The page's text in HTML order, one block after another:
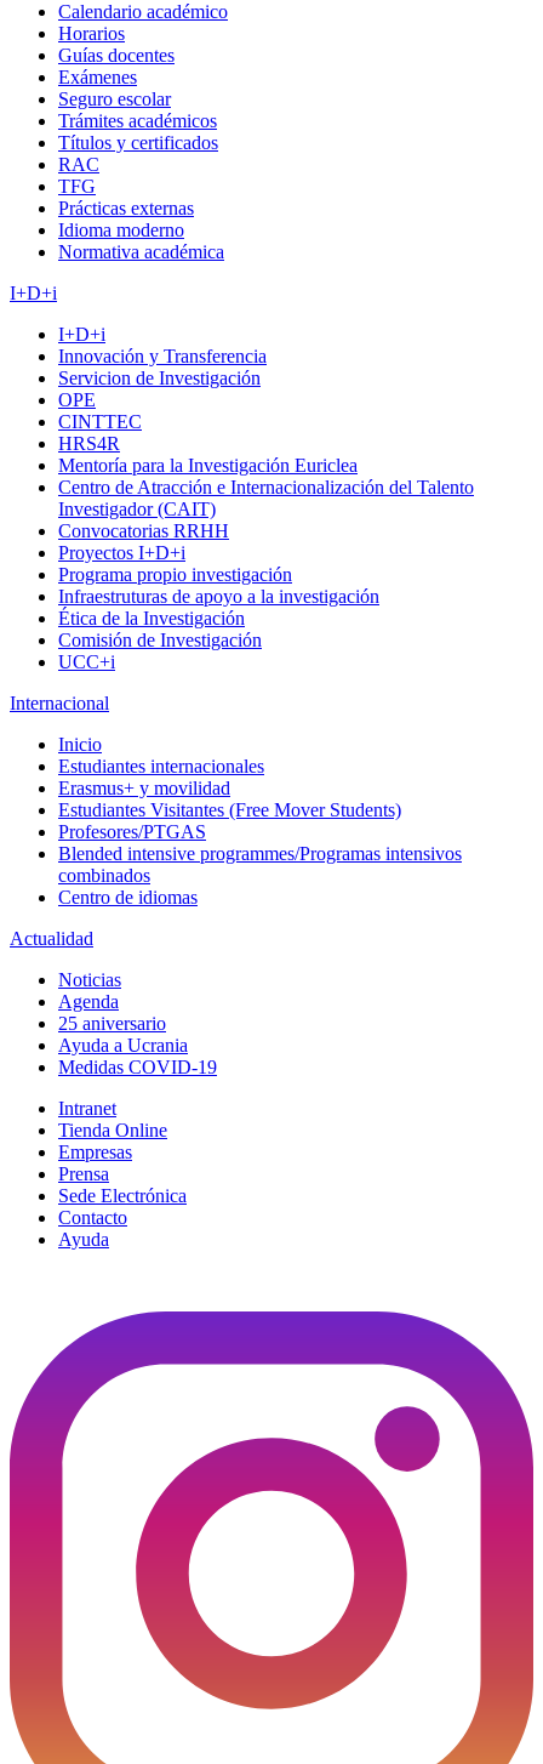
Calendario académico
Horarios
Guías docentes
Exámenes
Seguro escolar
Trámites académicos
Títulos y certificados
RAC
TFG
Prácticas externas
Idioma moderno
Normativa académica
I+D+i
I+D+i
Innovación y Transferencia
Servicion de Investigación
OPE
CINTTEC
HRS4R
Mentoría para la Investigación Euriclea
Centro de Atracción e Internacionalización del Talento
Investigador (CAIT)
Convocatorias RRHH
Proyectos I+D+i
Programa propio investigación
Infraestruturas de apoyo a la investigación
Ética de la Investigación
Comisión de Investigación
UCC+i
Internacional
Inicio
Estudiantes internacionales
Erasmus+ y movilidad
Estudiantes Visitantes (Free Mover Students)
Profesores/PTGAS
Blended intensive programmes/Programas intensivos
combinados
Centro de idiomas
Actualidad
Noticias
Agenda
25 aniversario
Ayuda a Ucrania
Medidas COVID-19
Intranet
Tienda Online
Empresas
Prensa
Sede Electrónica
Contacto
Ayuda